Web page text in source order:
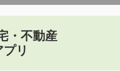
・不動産
プリ